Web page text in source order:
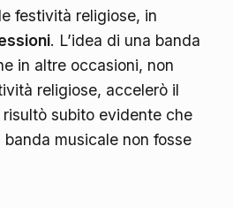
festività religiose, in
. L’idea di una banda
in altre occasioni, non
religiose, accelerò il
subito evidente che
musicale non fosse